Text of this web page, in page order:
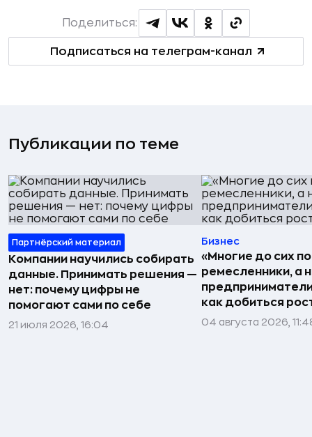
Подписаться на телеграм-канал
Поделиться:
Публикации по теме
Партнёрский материал
Компании научились собирать
данные. Принимать решения —
нет: почему цифры не
помогают сами по себе
21 июля 2026, 16:04
Бизнес
«Многие до сих
ремесленники, а
как добиться
04 августа 2026,